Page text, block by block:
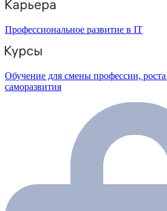
Профессиональное развитие в IT
Обучение для смены профессии, роста
саморазвития